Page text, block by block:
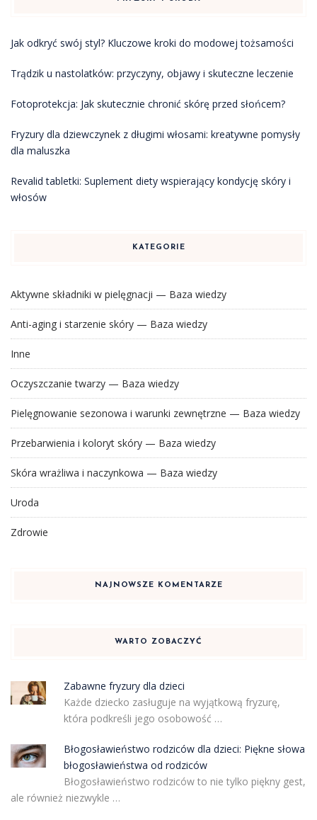
Jak odkryć swój styl? Kluczowe kroki do modowej tożsamości
Trądzik u nastolatków: przyczyny, objawy i skuteczne leczenie
Fotoprotekcja: Jak skutecznie chronić skórę przed słońcem?
Fryzury dla dziewczynek z długimi włosami: kreatywne pomysły
dla maluszka
Revalid tabletki: Suplement diety wspierający kondycję skóry i
włosów
KATEGORIE
Aktywne składniki w pielęgnacji — Baza wiedzy
Anti-aging i starzenie skóry — Baza wiedzy
Inne
Oczyszczanie twarzy — Baza wiedzy
Pielęgnowanie sezonowa i warunki zewnętrzne — Baza wiedzy
Przebarwienia i koloryt skóry — Baza wiedzy
Skóra wrażliwa i naczynkowa — Baza wiedzy
Uroda
Zdrowie
NAJNOWSZE KOMENTARZE
WARTO ZOBACZYĆ
Zabawne fryzury dla dzieci
Każde dziecko zasługuje na wyjątkową fryzurę,
która podkreśli jego osobowość …
Błogosławieństwo rodziców dla dzieci: Piękne słowa
błogosławieństwa od rodziców
Błogosławieństwo rodziców to nie tylko piękny gest,
ale również niezwykle …